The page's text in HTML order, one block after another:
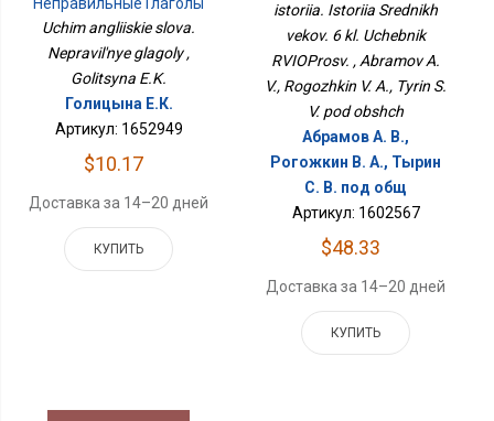
Uchim angliiskie slova.
Nepravil'nye glagoly ,
Golitsyna E.K.
Голицына Е.К.
Артикул: 1652949
$10.17
Доставка за 14–20 дней
КУПИТЬ
istoriia. Istoriia Srednikh
vekov. 6 kl. Uchebnik
RVIOProsv. , Abramov A.
V., Rogozhkin V. A., Tyrin S.
V. pod obshch
Абрамов А. В.,
Рогожкин В. А., Тырин
С. В. под общ
Артикул: 1602567
$48.33
Доставка за 14–20 дней
КУПИТЬ